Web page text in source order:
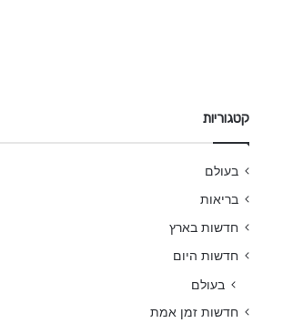
קטגוריות
בעולם
בריאות
חדשות בארץ
חדשות היום
בעולם
חדשות זמן אמת